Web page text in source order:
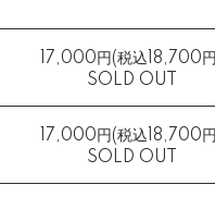
17,000円(税込18,700
SOLD OUT
17,000円(税込18,700
SOLD OUT